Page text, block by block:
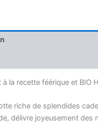
à la recette féérique et BIO
riche de splendides
délivre joyeusement des